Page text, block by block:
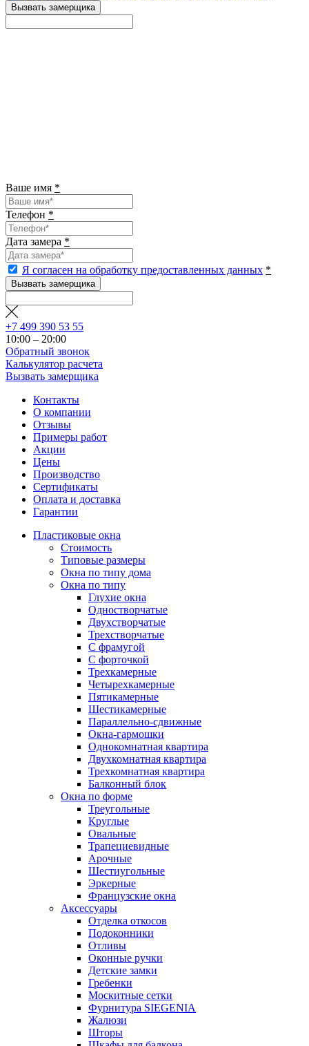
Вызвать замерщика
Ваше имя *
Телефон *
Дата замера *
Я согласен на обработку предоставленных данных *
Вызвать замерщика
+7 499 390 53 55
10:00 – 20:00
Обратный звонок
Калькулятор расчета
Вызвать замерщика
Контакты
О компании
Отзывы
Примеры работ
Акции
Цены
Производство
Сертификаты
Оплата и доставка
Гарантии
Пластиковые окна
Стоимость
Типовые размеры
Окна по типу дома
Окна по типу
Глухие окна
Одностворчатые
Двухстворчатые
Трехстворчатые
С фрамугой
С форточкой
Трехкамерные
Четырехкамерные
Пятикамерные
Шестикамерные
Параллельно-сдвижные
Окна-гармошки
Однокомнатная квартира
Двухкомнатная квартира
Трехкомнатная квартира
Балконный блок
Окна по форме
Треугольные
Круглые
Овальные
Трапециевидные
Арочные
Шестиугольные
Эркерные
Французские окна
Аксессуары
Отделка откосов
Подоконники
Отливы
Оконные ручки
Детские замки
Гребенки
Москитные сетки
Фурнитура SIEGENIA
Жалюзи
Шторы